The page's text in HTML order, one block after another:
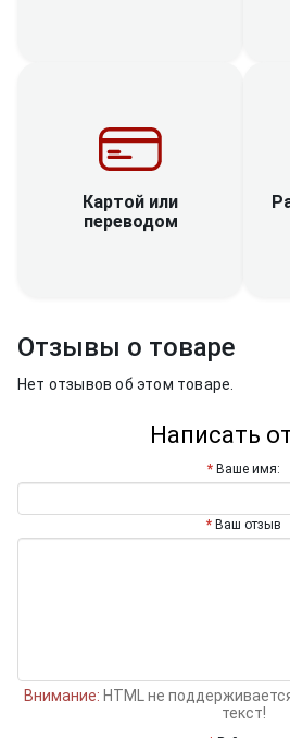
Картой или
переводом
Отзывы о товаре
Нет отзывов об этом товаре.
Написать
Ваше имя:
Ваш отзыв
Внимание: HTML не
текст!